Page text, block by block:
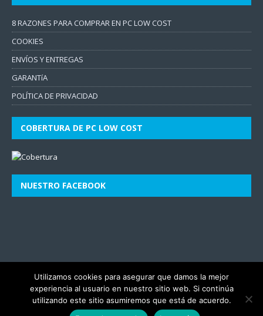
8 RAZONES PARA COMPRAR EN PC LOW COST
COOKIES
ENVÍOS Y ENTREGAS
GARANTíA
POLÍTICA DE PRIVACIDAD
COBERTURA DE PC LOW COST
NUESTRO FACEBOOK
Utilizamos cookies para asegurar que damos la mejor
experiencia al usuario en nuestro sitio web. Si continúa
utilizando este sitio asumiremos que está de acuerdo.